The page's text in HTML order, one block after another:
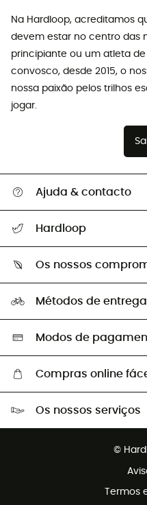
Na Hardloop, acreditamos
devem estar no centro das
principiante ou um atleta
convosco, desde 2015, o
nossa paixão pelos trilhos
jogar.
Ajuda & contacto
Guia de tamanhos
Trocas & Devoluções
Hardloop
Os nossos embaixadores
Os nossos
Seleção eco-responsável
Métodos de entrega
Modos de
Compras online
Os nossos serviços
©
Termos